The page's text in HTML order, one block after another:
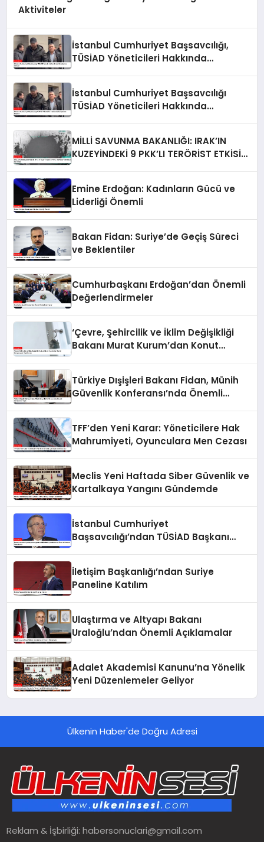
Aktiviteler
İstanbul Cumhuriyet Başsavcılığı,
TÜSİAD Yöneticileri Hakkında
İstanbul Cumhuriyet Başsavcılığı
TÜSİAD Yöneticileri Hakkında
MİLLİ SAVUNMA BAKANLIĞI: IRAK’IN
KUZEYİNDEKİ 9 PKK’LI TERÖRİST ETKİSİZ
Emine Erdoğan: Kadınların Gücü ve
Liderliği Önemli
Bakan Fidan: Suriye’de Geçiş Süreci
ve Beklentiler
Cumhurbaşkanı Erdoğan’dan Önemli
Değerlendirmeler
‘Çevre, Şehircilik ve İklim Değişikliği
Bakanı Murat Kurum’dan Konut
Türkiye Dışişleri Bakanı Fidan, Münih
Güvenlik Konferansı’nda Önemli
TFF’den Yeni Karar: Yöneticilere Hak
Mahrumiyeti, Oyunculara Men Cezası
Meclis Yeni Haftada Siber Güvenlik ve
Kartalkaya Yangını Gündemde
İstanbul Cumhuriyet
Başsavcılığı’ndan TÜSİAD Başkanı
İletişim Başkanlığı’ndan Suriye
Paneline Katılım
Ulaştırma ve Altyapı Bakanı
Uraloğlu’ndan Önemli Açıklamalar
Adalet Akademisi Kanunu’na Yönelik
Yeni Düzenlemeler Geliyor
Ülkenin Haber'de Doğru Adresi
Reklam & İşbirliği:habersonuclari@gmail.com